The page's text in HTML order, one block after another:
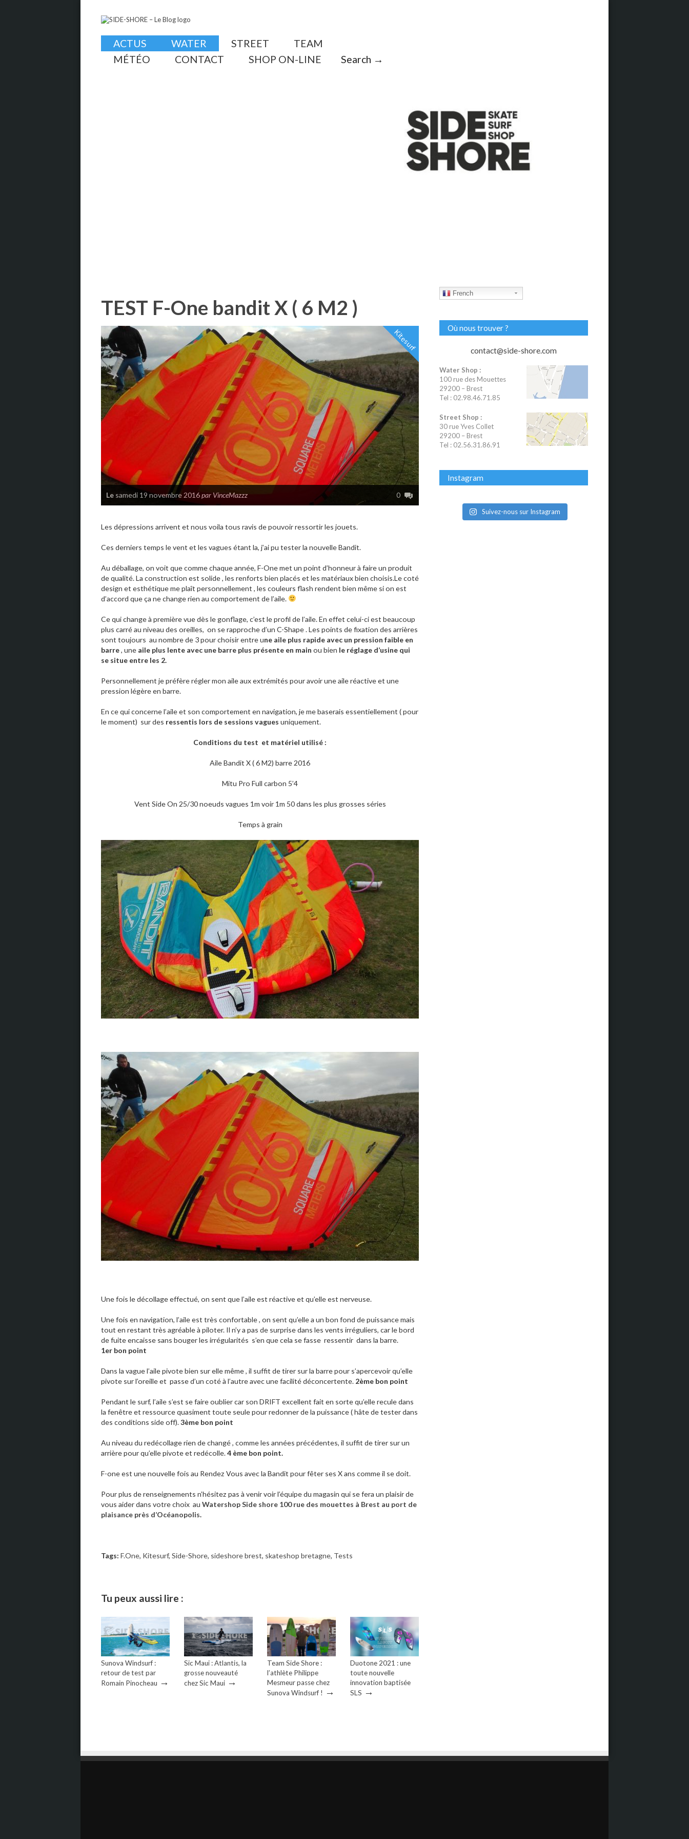
ACTUS WATER STREET
TEAM
MÉTÉO
CONTACT SHOP ON-LINE Search →
TEST F-One bandit X ( 6 M2 )
Kitesurf
Le samedi 19 novembre 2016par VinceMazzz 0
Les dépressions arrivent et nous voila tous ravis de pouvoir ressortir les jouets.
Ces derniers temps le vent et les vagues étant la, j’ai pu tester la nouvelle Bandit.
Au déballage, on voit que comme chaque année, F-One met un point d’honneur à faire un produit
de qualité. La construction est solide , les renforts bien placés et les matériaux bien choisis.Le coté
design et esthétique me plaît personnellement , les couleurs flash rendent bien même si on est
d’accord que ça ne change rien au comportement de l’aile.
Ce qui change à première vue dès le gonflage, c’est le profil de l’aile. En effet celui-ci est beaucoup
plus carré au niveau des oreilles, on se rapproche d’un C-Shape . Les points de fixation des arrières
sont toujours au nombre de 3 pour choisir entre une aile plus rapide avec un pression faible en
barre, une aile plus lente avec une barre plus présente en main ou bien le réglage d’usine qui
se situe entre les 2.
Personnellement je préfère régler mon aile aux extrémités pour avoir une aile réactive et une
pression légère en barre.
En ce qui concerne l’aile et son comportement en navigation, je me baserais essentiellement ( pour
le moment) sur des ressentis lors de sessions vagues uniquement.
Conditions du test et matériel utilisé :
Aile Bandit X ( 6 M2) barre 2016
Mitu Pro Full carbon 5’4
Vent Side On 25/30 noeuds vagues 1m voir 1m 50 dans les plus grosses séries
Temps à grain
Une fois le décollage effectué, on sent que l’aile est réactive et qu’elle est nerveuse.
Une fois en navigation, l’aile est très confortable , on sent qu’elle a un bon fond de puissance mais
tout en restant très agréable à piloter. Il n’y a pas de surprise dans les vents irréguliers, car le bord
de fuite encaisse sans bouger les irrégularités s’en que cela se fasse ressentir dans la barre.
1er bon point
Dans la vague l’aile pivote bien sur elle même , il suffit de tirer sur la barre pour s’apercevoir qu’elle
pivote sur l’oreille et passe d’un coté à l’autre avec une facilité déconcertente. 2ème bon point
Pendant le surf, l’aile s’est se faire oublier car son DRIFT excellent fait en sorte qu’elle recule dans
la fenêtre et ressource quasiment toute seule pour redonner de la puissance ( hâte de tester dans
des conditions side off).3ème bon point
Au niveau du redécollage rien de changé , comme les années précédentes, il suffit de tirer sur un
arrière pour qu’elle pivote et redécolle.4 ème bon point.
F-one est une nouvelle fois au Rendez Vous avec la Bandit pour fêter ses X ans comme il se doit.
Pour plus de renseignements n’hésitez pas à venir voir l’équipe du magasin qui se fera un plaisir de
vous aider dans votre choix au Watershop Side shore 100 rue des mouettes à Brest au port de
plaisance près d’Océanopolis.
Tags: F.One, Kitesurf, Side-Shore, sideshore brest, skateshop bretagne, Tests
Tu peux aussi lire :
Sunova Windsurf :
retour de test par
Romain Pinocheau →
Sic Maui : Atlantis, la
grosse nouveauté
chez Sic Maui →
Team Side Shore :
l’athlète Philippe
Mesmeur passe chez
Sunova Windsurf ! →
Duotone 2021 : une
toute nouvelle
innovation baptisée
SLS →
French
Où nous trouver ?
contact@side-shore.com
Water Shop :
100 rue des Mouettes
29200 – Brest
Tel : 02.98.46.71.85
Street Shop :
30 rue Yves Collet
29200 – Brest
Tel : 02.56.31.86.91
Instagram
Suivez-nous sur Instagram